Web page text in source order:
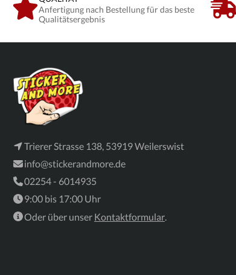
Anfertigung nach Bestellung für das beste
Qualitätsergebnis
Trierer Strasse 138, 53919 Weilerswist
info@stickerandmore.de
02254 - 6014935
9:00 bis 17:00 Uhr
Oder über unser Kontaktformular.